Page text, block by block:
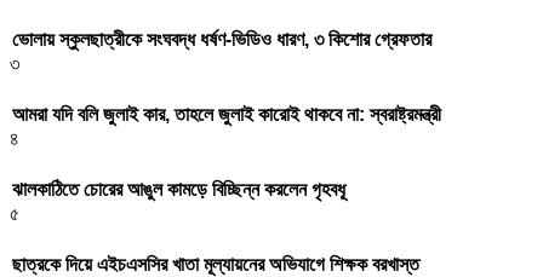
ভোলায় স্কুলছাত্রীকে সংঘবদ্ধ ধর্ষণ-ভিডিও ধারণ, ৩ কিশোর গ্রেফতার
৩
আমরা যদি বলি জুলাই কার, তাহলে জুলাই কারোই থাকবে না: স্বরাষ্ট্রমন্ত্রী
৪
ঝালকাঠিতে চোরের আঙুল কামড়ে বিচ্ছিন্ন করলেন গৃহবধূ
৫
ছাত্রকে দিয়ে এইচএসসির খাতা মূল্যায়নের অভিযাগে শিক্ষক বরখাস্ত